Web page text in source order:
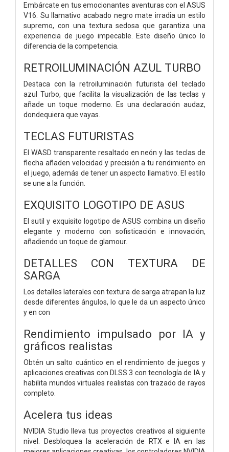
Embárcate en tus emocionantes aventuras con el ASUS
V16. Su llamativo acabado negro mate irradia un estilo
supremo, con una textura sedosa que garantiza una
experiencia de juego impecable. Este diseño único lo
diferencia de la competencia.
RETROILUMINACIÓN AZUL TURBO
Destaca con la retroiluminación futurista del teclado
azul Turbo, que facilita la visualización de las teclas y
añade un toque moderno. Es una declaración audaz,
dondequiera que vayas.
TECLAS FUTURISTAS
El WASD transparente resaltado en neón y las teclas de
flecha añaden velocidad y precisión a tu rendimiento en
el juego, además de tener un aspecto llamativo. El estilo
se une a la función.
EXQUISITO LOGOTIPO DE ASUS
El sutil y exquisito logotipo de ASUS combina un diseño
elegante y moderno con sofisticación e innovación,
añadiendo un toque de glamour.
DETALLES CON TEXTURA DE
SARGA
Los detalles laterales con textura de sarga atrapan la luz
desde diferentes ángulos, lo que le da un aspecto único
y en con
Rendimiento impulsado por IA y
gráficos realistas
Obtén un salto cuántico en el rendimiento de juegos y
aplicaciones creativas con DLSS 3 con tecnología de IA y
habilita mundos virtuales realistas con trazado de rayos
completo.
Acelera tus ideas
NVIDIA Studio lleva tus proyectos creativos al siguiente
nivel. Desbloquea la aceleración de RTX e IA en las